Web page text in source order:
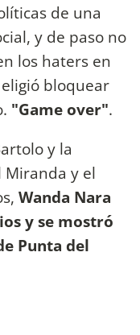
de una
y de paso no
los haters en
bloquear
"Game over".
y la
Miranda y el
Wanda Nara
y se mostró
Punta del